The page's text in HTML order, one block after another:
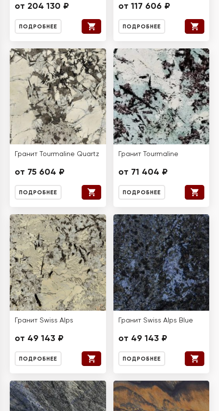
от 204 130 ₽
ПОДРОБНЕЕ
от 117 606 ₽
ПОДРОБНЕЕ
Гранит Tourmaline Quartz
от 75 604 ₽
ПОДРОБНЕЕ
Гранит Tourmaline
от 71 404 ₽
ПОДРОБНЕЕ
Гранит Swiss Alps
от 49 143 ₽
ПОДРОБНЕЕ
Гранит Swiss Alps Blue
от 49 143 ₽
ПОДРОБНЕЕ